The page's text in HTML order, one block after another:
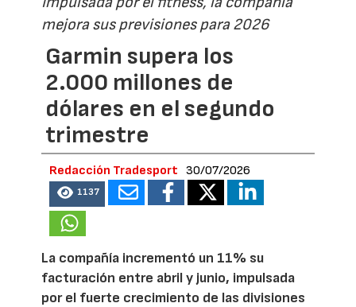
mejora sus previsiones para 2026
Garmin supera los
2.000 millones de
dólares en el segundo
trimestre
Redacción Tradesport 30/07/2026
1137
La compañía incrementó un 11% su
facturación entre abril y junio, impulsada
por el fuerte crecimiento de las divisiones